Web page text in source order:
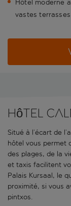
Hôtel moderne
vastes terrasses
Hôtel
Situé à l’écart de
hôtel vous permet
des plages, de la
et taxis facilitent
Palais Kursaal, le
proximité, si vous
pintxos.